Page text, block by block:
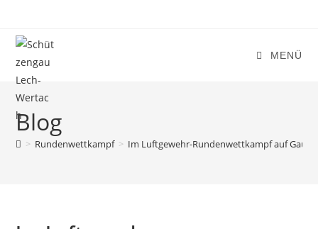
springen
MENÜ
Blog
> Rundenwettkampf > Im Luftgewehr-Rundenwettkampf auf